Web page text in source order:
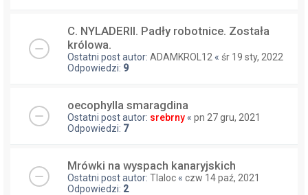
C. NYLADERII. Padły robotnice. Została
królowa.
Ostatni post autor: ADAMKROL12 « śr 19 sty, 2022
Odpowiedzi: 9
oecophylla smaragdina
Ostatni post autor: srebrny « pn 27 gru, 2021
Odpowiedzi: 7
Mrówki na wyspach kanaryjskich
Ostatni post autor: Tlaloc « czw 14 paź, 2021
Odpowiedzi: 2